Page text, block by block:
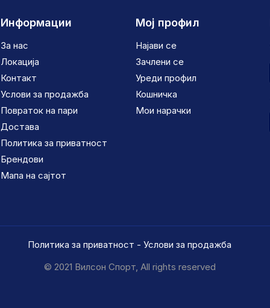
Информации
За нас
Локација
Контакт
Услови за продажба
Повраток на пари
Достава
Политика за приватност
Брендови
Мапа на сајтот
Мој профил
Најави се
Зачлени се
Уреди профил
Кошничка
Мои нарачки
Политика за приватност - Услови за продажба
© 2021 Вилсон Спорт, All rights reserved